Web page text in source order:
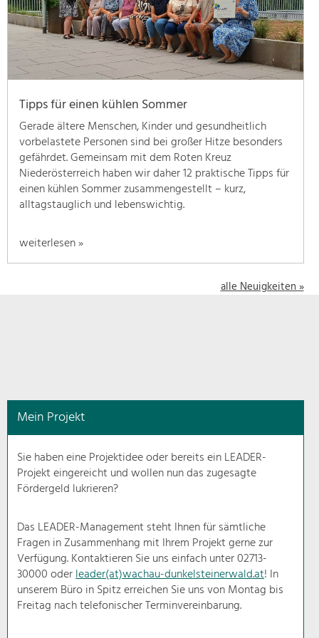
geben
wir
hier
eine
Übersicht
unsere
Themenschwerpunkte.
Für
mehr
Informationen
einfach
das
schon
Natur- &
Landschaftsschutz
Pflege, Regulierung und
Weiterentwicklung.
Ortsbild, Baukultur und nachhaltiges
Siedlungswesen.
Land- & Forstwirtschaft
Bewirtschaftung und Pflege der
Kulturlandschaft.
Tipps für einen kühlen Sommer
Gerade ältere Menschen, Kinder und gesundheitlich
vorbelastete Personen sind bei großer Hitze besonders
gefährdet. Gemeinsam mit dem Roten Kreuz
Niederösterreich haben wir daher 12 praktische Tipps für
einen kühlen Sommer zusammengestellt – kurz,
alltagstauglich und lebenswichtig.
weiterlesen »
alle Neuigkeiten »
Mein Projekt
Sie haben eine Projektidee oder bereits ein LEADER-
Projekt eingereicht und wollen nun das zugesagte
Fördergeld lukrieren?
Das LEADER-Management steht Ihnen für sämtliche
Fragen in Zusammenhang mit Ihrem Projekt gerne zur
Verfügung. Kontaktieren Sie uns einfach unter 02713-
30000 oderleader(at)wachau-dunkelsteinerwald.at! In
unserem Büro in Spitz erreichen Sie uns von Montag bis
Freitag nach telefonischer Terminvereinbarung.